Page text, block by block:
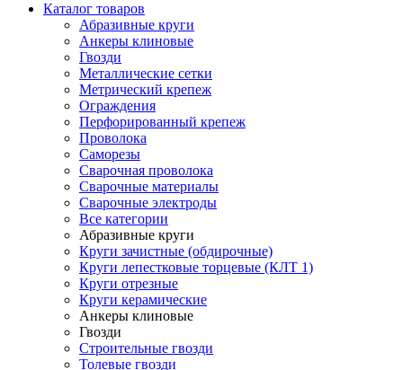
Каталог товаров
Абразивные круги
Анкеры клиновые
Гвозди
Металлические сетки
Метрический крепеж
Ограждения
Перфорированный крепеж
Проволока
Саморезы
Сварочная проволока
Сварочные материалы
Сварочные электроды
Все категории
Абразивные круги
Круги зачистные (обдирочные)
Круги лепестковые торцевые (КЛТ 1)
Круги отрезные
Круги керамические
Анкеры клиновые
Гвозди
Строительные гвозди
Толевые гвозди